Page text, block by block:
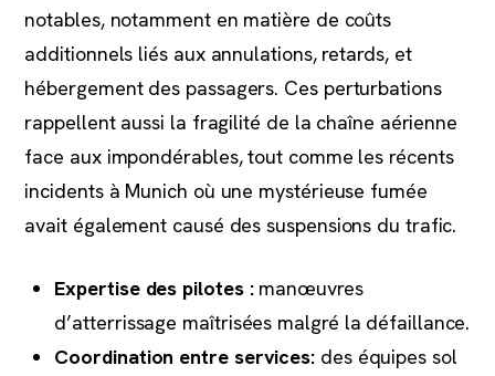
notables, notamment en matière de coûts
additionnels liés aux annulations, retards, et
hébergement des passagers. Ces perturbations
rappellent aussi la fragilité de la chaîne aérienne
face aux impondérables, tout comme les récents
incidents à Munich où une mystérieuse fumée
avait également causé des suspensions du trafic.
Expertise des pilotes :manœuvres
d’atterrissage maîtrisées malgré la défaillance.
Coordination entre services: des équipes sol